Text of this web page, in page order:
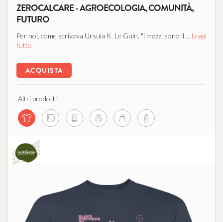
ZEROCALCARE - AGROECOLOGIA, COMUNITÀ,
FUTURO
Per noi, come scriveva Ursula K. Le Guin, "i mezzi sono il ... Leggi
tutto
ACQUISTA
Altri prodotti: